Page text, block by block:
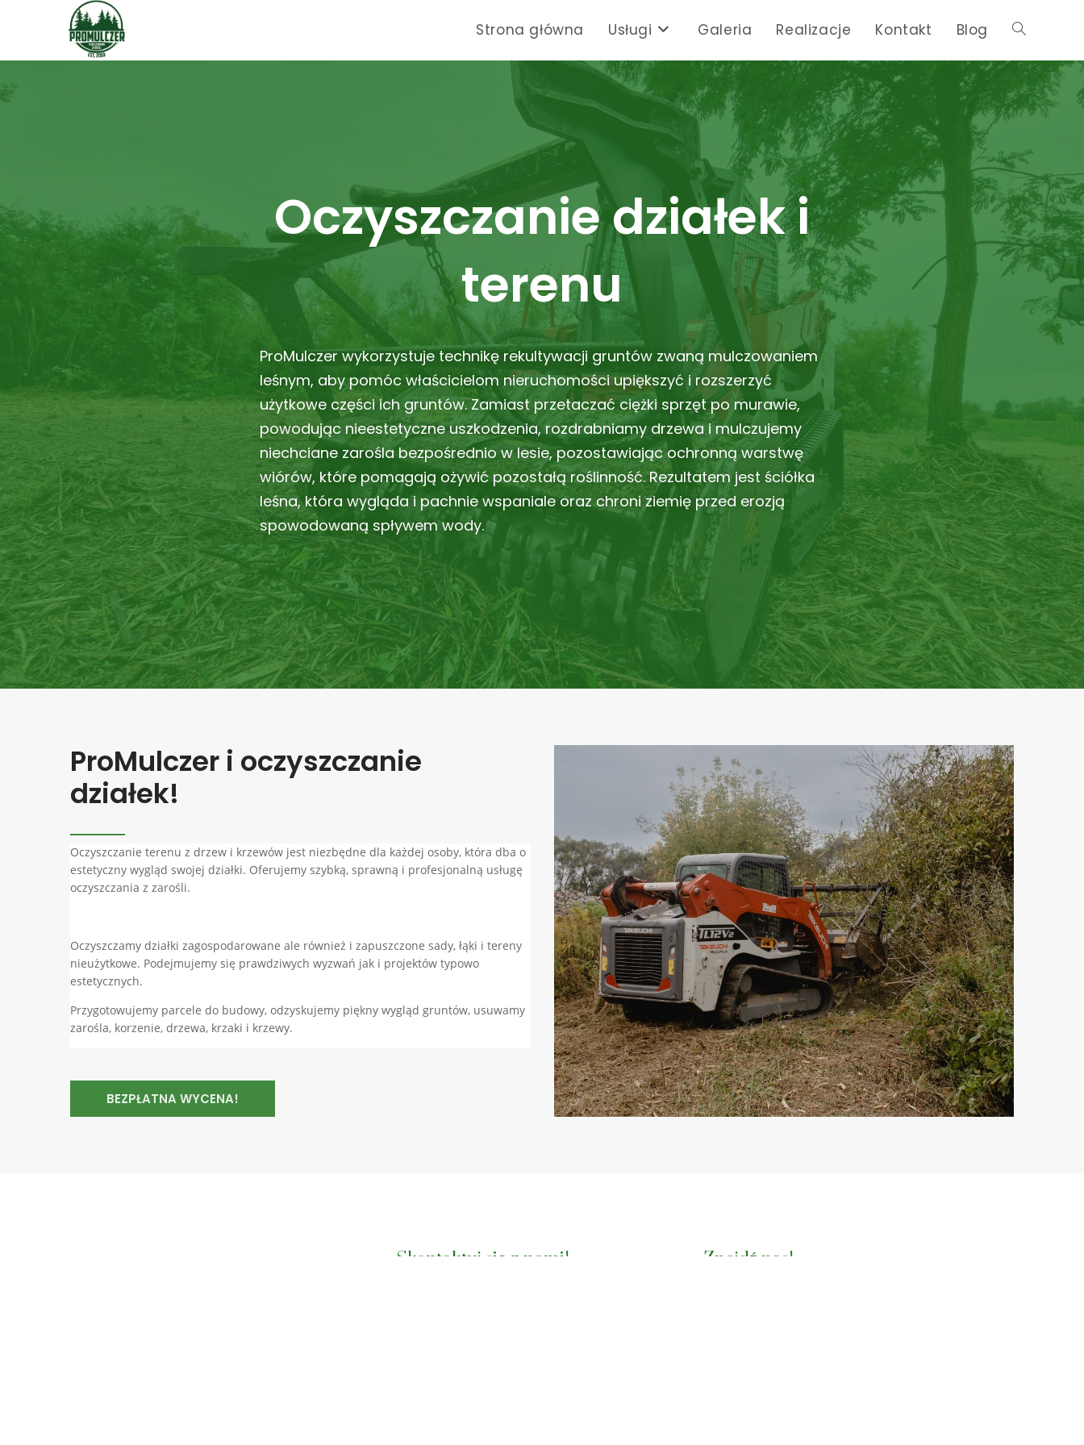
Strona główna Usługi Galeria Realizacje Kontakt Blog
Oczyszczanie działek i
terenu
ProMulczer wykorzystuje technikę rekultywacji gruntów zwaną mulczowaniem
leśnym, aby pomóc właścicielom nieruchomości upiększyć i rozszerzyć
użytkowe części ich gruntów. Zamiast przetaczać ciężki sprzęt po murawie,
powodując nieestetyczne uszkodzenia, rozdrabniamy drzewa i mulczujemy
niechciane zarośla bezpośrednio w lesie, pozostawiając ochronną warstwę
wiórów, które pomagają ożywić pozostałą roślinność. Rezultatem jest ściółka
leśna, która wygląda i pachnie wspaniale oraz chroni ziemię przed erozją
spowodowaną spływem wody.
ProMulczer i oczyszczanie
działek!
Oczyszczanie terenu z drzew i krzewów jest niezbędne dla każdej osoby, która dba o
estetyczny wygląd swojej działki. Oferujemy szybką, sprawną i profesjonalną usługę
oczyszczania z zarośli.
Oczyszczamy działki zagospodarowane ale również i zapuszczone sady, łąki i tereny
nieużytkowe. Podejmujemy się prawdziwych wyzwań jak i projektów typowo
estetycznych.
Przygotowujemy parcele do budowy, odzyskujemy piękny wygląd gruntów, usuwamy
zarośla, korzenie, drzewa, krzaki i krzewy.
BEZPŁATNA WYCENA!
Skontaktuj się z nami! Znajdź nas!